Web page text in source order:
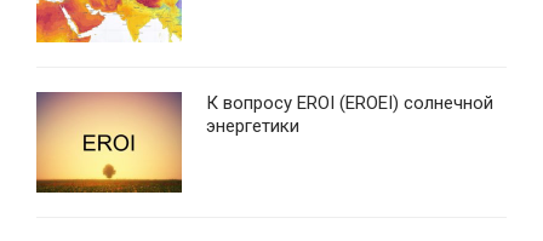
К вопросу EROI (EROEI) солнечной
энергетики